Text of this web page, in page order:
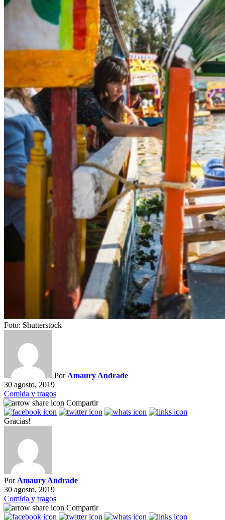
Foto: Shutterstock
Por Amaury Andrade
30 agosto, 2019
Comida y tragos
Compartir
Gracias!
Por Amaury Andrade
30 agosto, 2019
Comida y tragos
Compartir